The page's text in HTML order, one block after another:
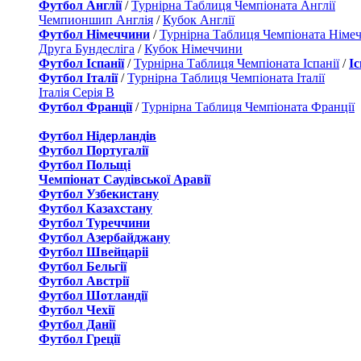
Футбол Англії/Турнірна Таблиця Чемпіоната Англії
Чемпионшип Англія /Кубок Англії
Футбол Німеччини /Турнірна Таблиця Чемпіоната
Друга Бундесліга /Кубок Німеччини
Футбол Іспанії/Турнірна Таблиця Чемпіоната Іспанії/
Футбол Італії/Турнірна Таблиця Чемпіоната Італії
Італія Серія B
Футбол Франції/Турнірна Таблиця Чемпіоната Франції
Футбол Нідерландiв
Футбол Португалії
Футбол Польщі
Чемпіонат Саудівської Аравії
Футбол Узбекистану
Футбол Казахстану
Футбол Туреччини
Футбол Азербайджану
Футбол Швейцаріі
Футбол Бельгії
Футбол Австрії
Футбол Шотландії
Футбол Чехії
Футбол Данії
Футбол Греції